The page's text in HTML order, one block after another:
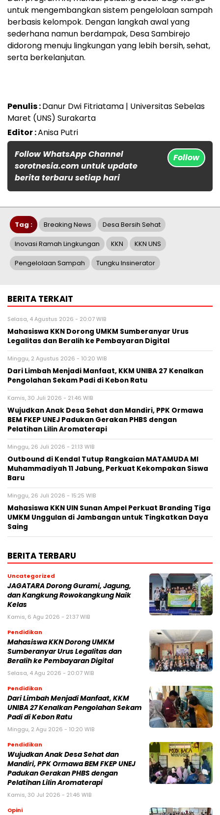
untuk mengembangkan sistem pengelolaan sampah
berbasis kelompok. Dengan langkah awal yang
sederhana namun berdampak, Desa Sambirejo
didorong menuju lingkungan yang lebih bersih, sehat,
serta berkelanjutan.
Penulis :Danur Dwi Fitriatama | Universitas Sebelas
Maret (UNS) Surakarta
Editor :Anisa Putri
Follow WhatsApp Channel
sorotnesia.com untuk update
berita terbaru setiap hari
Follow
Tag : Breaking News Desa Bersih Sehat
Inovasi Ramah Lingkungan KKN KKN UNS
Pengelolaan Sampah Tungku Insinerator
BERITA TERKAIT
Selasa, 4 Agustus 2026 - 20:07 WIB
Mahasiswa KKN Dorong UMKM Sumberanyar Urus
Legalitas dan Beralih ke Pembayaran Digital
Minggu, 2 Agustus 2026 - 10:20 WIB
Dari Limbah Menjadi Manfaat, KKM UNIBA 27 Kenalkan
Pengolahan Sekam Padi di Kebon Ratu
Kamis, 30 Juli 2026 - 21:46 WIB
Wujudkan Anak Desa Sehat dan Mandiri, PPK Ormawa
BEM FKEP UNEJ Padukan Gerakan PHBS dengan
Pelatihan Lilin Aromaterapi
Minggu, 26 Juli 2026 - 21:13 WIB
Outbound di Kendal Tutup Rangkaian MATAMUDA MI
Muhammadiyah 11 Jabung, Perkuat Kekompakan Siswa
Baru
Minggu, 26 Juli 2026 - 15:25 WIB
Mahasiswa KKN UIN Sunan Ampel Perkuat Branding Tiga
UMKM Unggulan di Jambangan untuk Tingkatkan Daya
Saing
BERITA TERBARU
Uncategorized
JAGATARA Dorong Gurami, Jagung,
dan Kangkung Rowokangkung Naik
Kelas
Kamis, 6 Agu 2026 - 21:37 WIB
Pendidikan
Mahasiswa KKN Dorong UMKM
Sumberanyar Urus Legalitas dan
Beralih ke Pembayaran Digital
Selasa, 4 Agu 2026 - 20:07 WIB
Pendidikan
Dari Limbah Menjadi Manfaat, KKM
UNIBA 27 Kenalkan Pengolahan Sekam
Padi di Kebon Ratu
Minggu, 2 Agu 2026 - 10:20 WIB
Pendidikan
Wujudkan Anak Desa Sehat dan
Mandiri, PPK Ormawa BEM FKEP UNEJ
Padukan Gerakan PHBS dengan
Pelatihan Lilin Aromaterapi
Kamis, 30 Jul 2026 - 21:46 WIB
Opini